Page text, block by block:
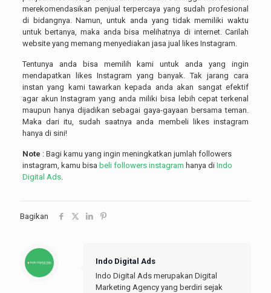
merekomendasikan penjual terpercaya yang sudah profesional
di bidangnya. Namun, untuk anda yang tidak memiliki waktu
untuk bertanya, maka anda bisa melihatnya di internet. Carilah
website yang memang menyediakan jasa jual likes Instagram.
Tentunya anda bisa memilih kami untuk anda yang ingin
mendapatkan likes Instagram yang banyak. Tak jarang cara
instan yang kami tawarkan kepada anda akan sangat efektif
agar akun Instagram yang anda miliki bisa lebih cepat terkenal
maupun hanya dijadikan sebagai gaya-gayaan bersama teman.
Maka dari itu, sudah saatnya anda membeli likes instagram
hanya di sini!
Note : Bagi kamu yang ingin meningkatkan jumlah followers
instagram, kamu bisa beli followers instagram hanya di Indo
Digital Ads.
Bagikan
Indo Digital Ads
Indo Digital Ads merupakan Digital
Marketing Agency yang berdiri sejak